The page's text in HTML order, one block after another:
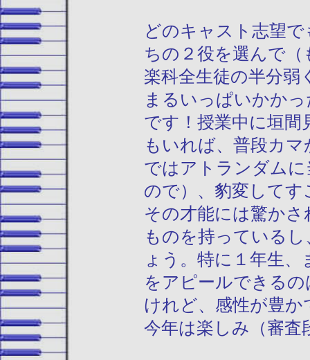
どのキャスト志望
ちの２役を選んで
楽科全生徒の半分
まるいっぱいかか
です！授業中に垣
もいれば、普段カ
ではアトランダム
ので）、豹変して
その才能には驚か
ものを持っている
ょう。特に１年生
をアピールできる
けれど、感性が豊
今年は楽しみ（審査